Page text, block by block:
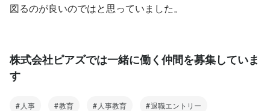
図るのが良いのではと思っていました。
株式会社ピアズでは一緒に働く仲間を募集していま
す
人事 教育 人事教育 退職エントリー